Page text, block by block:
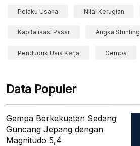
Pelaku Usaha Nilai Kerugian
Kapitalisasi Pasar Angka Stunting
Penduduk Usia Kerja Gempa
Data Populer
Gempa Berkekuatan Sedang
Guncang Jepang dengan
Magnitudo 5,4